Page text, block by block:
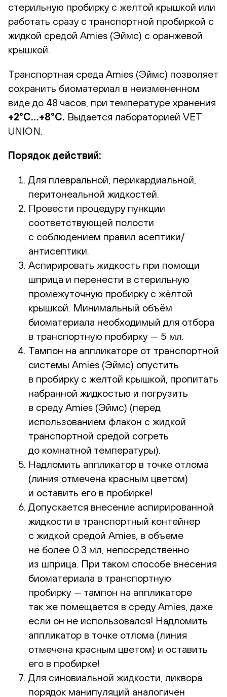
стерильную пробирку с желтой крышкой или
работать сразу с транспортной пробиркой с
жидкой средой Amies (Эймс) с оранжевой
крышкой.
Транспортная среда Amies (Эймс) позволяет
сохранить биоматериал в неизмененном
виде до 48 часов, при температуре хранения
+2°С…+8°С. Выдается лабораторией VET
UNION.
Порядок действий:
Для плевральной, перикардиальной,
перитонеальной жидкостей.
Провести процедуру пункции
соответствующей полости
с соблюдением правил асептики/
антисептики.
Аспирировать жидкость при помощи
шприца и перенести в стерильную
промежуточную пробирку с жёлтой
крышкой. Минимальный объём
биоматериала необходимый для отбора
в транспортную пробирку — 5 мл.
Тампон на аппликаторе от транспортной
системы Amies (Эймс) опустить
в пробирку с желтой крышкой, пропитать
набранной жидкостью и погрузить
в среду Amies (Эймс) (перед
использованием флакон с жидкой
транспортной средой согреть
до комнатной температуры).
Надломить аппликатор в точке отлома
(линия отмечена красным цветом)
и оставить его в пробирке!
Допускается внесение аспирированной
жидкости в транспортный контейнер
с жидкой средой Amies, в объеме
не более 0.3 мл, непосредственно
из шприца. При таком способе внесения
биоматериала в транспортную
пробирку — тампон на аппликаторе
так же помещается в среду Amies, даже
если он не использовался! Надломить
аппликатор в точке отлома (линия
отмечена красным цветом) и оставить
его в пробирке!
Для синовиальной жидкости, ликвора
порядок манипуляций аналогичен